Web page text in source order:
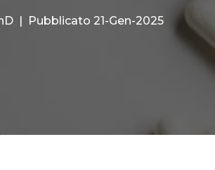
| Pubblicato 21-Gen-2025